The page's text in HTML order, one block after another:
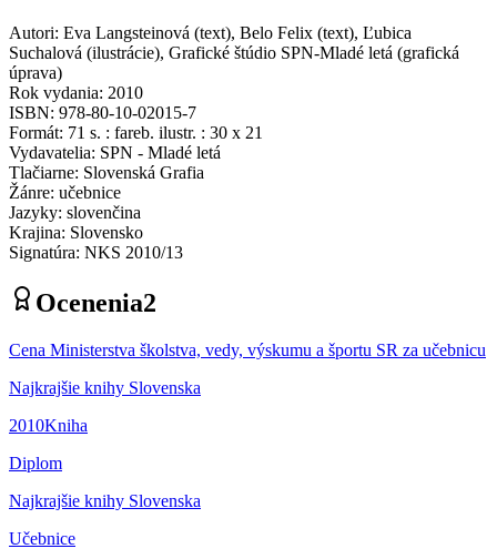
Autori: Eva Langsteinová (text), Belo Felix (text), Ľubica
Suchalová (ilustrácie), Grafické štúdio SPN-Mladé letá (grafická
úprava)
Rok vydania: 2010
ISBN: 978-80-10-02015-7
Formát: 71 s. : fareb. ilustr. : 30 x 21
Vydavatelia: SPN - Mladé letá
Tlačiarne: Slovenská Grafia
Žánre: učebnice
Jazyky: slovenčina
Krajina: Slovensko
Signatúra: NKS 2010/13
Ocenenia2
Cena Ministerstva školstva, vedy, výskumu a športu SR za učebnicu
Najkrajšie knihy Slovenska
2010Kniha
Diplom
Najkrajšie knihy Slovenska
Učebnice